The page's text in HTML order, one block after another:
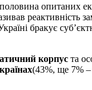
опитаних
реактивність
бракує
корпус та
(43%, ще 7% –